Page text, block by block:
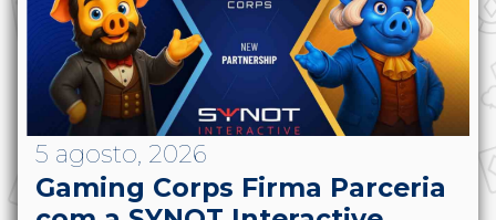
5 agosto, 2026
Gaming Corps Firma Parceria